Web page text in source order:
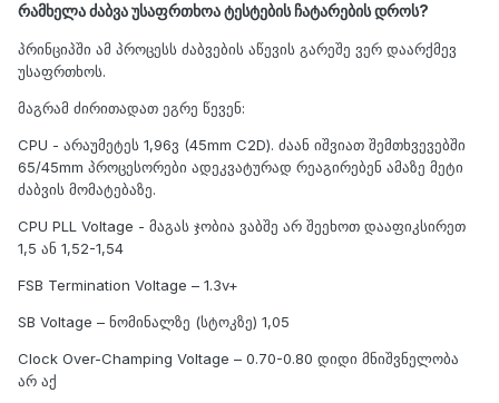
რამხელა ძაბვა უსაფრთხოა ტესტების ჩატარების დროს?
პრინციპში ამ პროცესს ძაბვების აწევის გარეშე ვერ დაარქმევ
უსაფრთხოს.
მაგრამ ძირითადათ ეგრე წევენ:
CPU - არაუმეტეს 1,96ვ (45mm C2D). ძაან იშვიათ შემთხვევებში
65/45mm პროცესორები ადეკვატურად რეაგირებენ ამაზე მეტი
ძაბვის მომატებაზე.
CPU PLL Voltage - მაგას ჯობია ვაბშე არ შეეხოთ დააფიკსირეთ
1,5 ან 1,52-1,54
FSB Termination Voltage – 1.3v+
SB Voltage – ნომინალზე (სტოკზე) 1,05
Clock Over-Champing Voltage – 0.70-0.80 დიდი მნიშვნელობა
არ აქ